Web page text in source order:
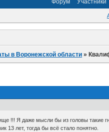
в Воронежской области »
!!! Я даже мысли бы из головы такие
13 лет, тогда бы всё стало понятно.